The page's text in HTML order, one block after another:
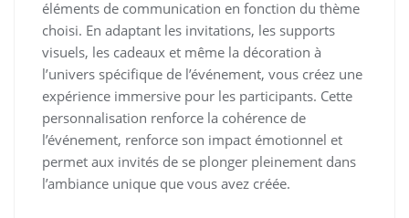
éléments de communication en fonction du thème
choisi. En adaptant les invitations, les supports
visuels, les cadeaux et même la décoration à
l’univers spécifique de l’événement, vous créez une
expérience immersive pour les participants. Cette
personnalisation renforce la cohérence de
l’événement, renforce son impact émotionnel et
permet aux invités de se plonger pleinement dans
l’ambiance unique que vous avez créée.